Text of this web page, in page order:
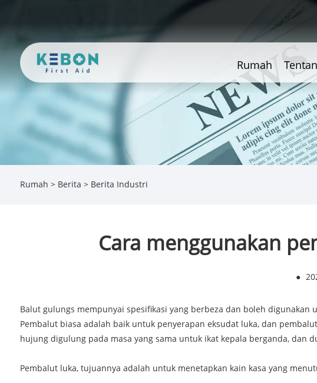
Rumah
Rumah > Berita > Berita Industri
Cara menggunakan
●
Balut gulungs mempunyai spesifikasi yang berbeza dan boleh
Pembalut biasa adalah baik untuk penyerapan eksudat luka, dan
hujung digulung pada masa yang sama untuk ikat kepala berganda,
Pembalut luka, tujuannya adalah untuk menetapkan kain kasa yang